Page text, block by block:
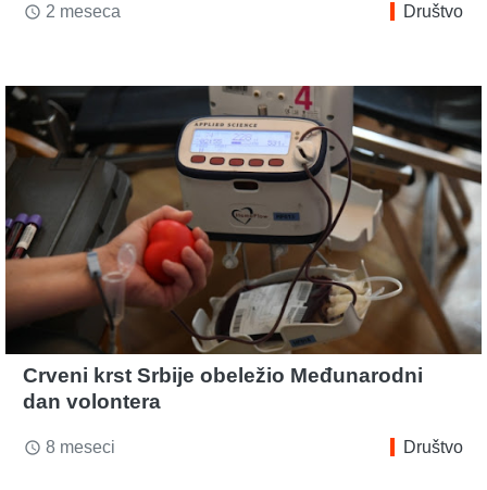
access_time 2 meseca Društvo
Crveni krst Srbije obeležio Međunarodni
dan volontera
access_time 8 meseci Društvo